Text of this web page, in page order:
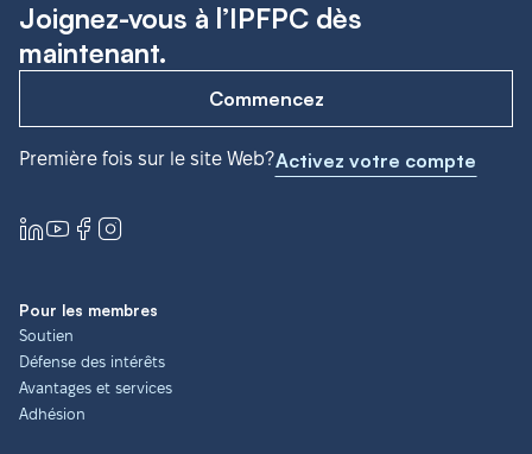
Joignez-vous à l’IPFPC dès
maintenant.
Commencez
Première fois sur le site Web?Activez votre compte
Pour les membres
Soutien
Défense des intérêts
Avantages et services
Adhésion